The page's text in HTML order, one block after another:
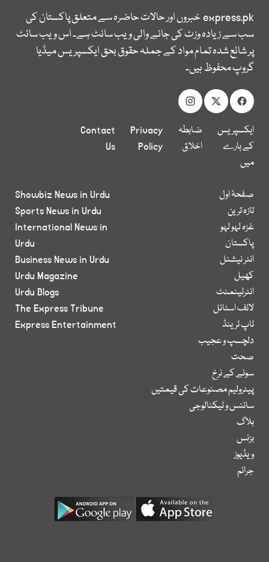
express.pkخبروں اور حالات حاضرہ سے متعلق پاکستان کی
سب سے زیادہ وزٹ کی جانے والی ویب سائٹ ہے۔ اس ویب سائٹ
پر شائع شدہ تمام مواد کے جملہ حقوق بحق ایکسپریس میڈیا
گروپ محفوظ ہیں۔
ایکسپریس
کے بارے
میں
ضابطہ
اخلاق
Privacy
Policy
Contact
Us
صفحۂ اول
تازہ ترین
غزہ لہو لہو
پاکستان
انٹر نیشنل
کھیل
انٹرٹینمنٹ
لائف اسٹائل
ٹاپ ٹرینڈ
دلچسپ و عجیب
صحت
سونے کے نرخ
پیٹرولیم مصنوعات کی قیمتیں
سائنس و ٹیکنالوجی
بلاگ
بزنس
ویڈیوز
جرائم
Showbiz News in Urdu
Sports News in Urdu
International News in
Urdu
Business News in Urdu
Urdu Magazine
Urdu Blogs
The Express Tribune
Express Entertainment